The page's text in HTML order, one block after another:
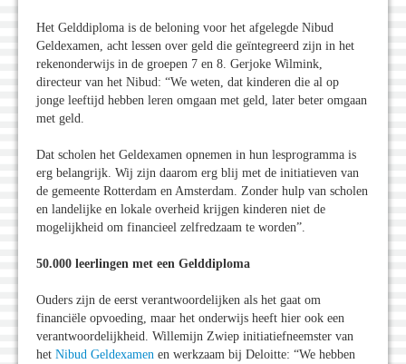
Het Gelddiploma is de beloning voor het afgelegde Nibud
Geldexamen, acht lessen over geld die geïntegreerd zijn in het
rekenonderwijs in de groepen 7 en 8. Gerjoke Wilmink,
directeur van het Nibud: “We weten, dat kinderen die al op
jonge leeftijd hebben leren omgaan met geld, later beter omgaan
met geld.
Dat scholen het Geldexamen opnemen in hun lesprogramma is
erg belangrijk. Wij zijn daarom erg blij met de initiatieven van
de gemeente Rotterdam en Amsterdam. Zonder hulp van scholen
en landelijke en lokale overheid krijgen kinderen niet de
mogelijkheid om financieel zelfredzaam te worden”.
50.000 leerlingen met een Gelddiploma
Ouders zijn de eerst verantwoordelijken als het gaat om
financiële opvoeding, maar het onderwijs heeft hier ook een
verantwoordelijkheid. Willemijn Zwiep initiatiefneemster van
het Nibud Geldexamen en werkzaam bij Deloitte: “We hebben